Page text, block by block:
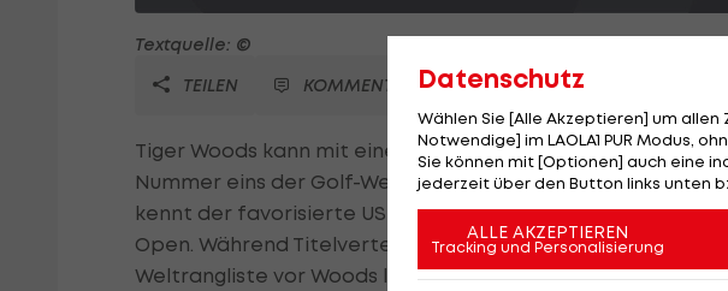
Textquelle: ©
TEILEN
KOMMENTARE
Tiger Woods kann mit einem Sieg bei den am Donnerstag
Nummer eins der Golf-Welt werden. "Kreativität bei den
kennt der favorisierte US-Superstar das Rezept zu seinem
Open. Während Titelverteidiger Darren Clarke in einer
Weltrangliste vor Woods liegenden Luke Donald (ENG),
Datenschutz
Wählen Sie [Alle Akzeptieren] um
Notwendige] im LAOLA1 PUR Modus,
Sie können mit [Optionen] auch eine
jederzeit über den Button links unten
ALLE AKZEPTIEREN
Tracking und Personalisierung